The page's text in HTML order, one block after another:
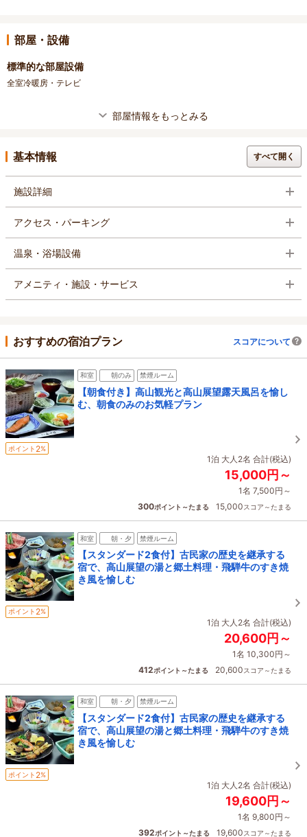
部屋・設備
標準的な部屋設備
全室冷暖房・テレビ
部屋情報をもっとみる
基本情報 すべて開く
施設詳細
アクセス・パーキング
温泉・浴場設備
アメニティ・施設・サービス
おすすめの宿泊プラン スコアについて
和室 朝のみ 禁煙ルーム
【朝食付き】高山観光と高山展望露天風呂を愉し
む、朝食のみのお気軽プラン
ポイント 2%
1泊 大人2名 合計(税込)
15,000円～
1名 7,500円～
300ポイント～たまる 15,000スコア～たまる
和室 朝・夕 禁煙ルーム
【スタンダード2食付】古民家の歴史を継承する
宿で、高山展望の湯と郷土料理・飛騨牛のすき焼
き風を愉しむ
ポイント 2%
1泊 大人2名 合計(税込)
20,600円～
1名 10,300円～
412ポイント～たまる 20,600スコア～たまる
和室 朝・夕 禁煙ルーム
【スタンダード2食付】古民家の歴史を継承する
宿で、高山展望の湯と郷土料理・飛騨牛のすき焼
き風を愉しむ
ポイント 2%
1泊 大人2名 合計(税込)
19,600円～
1名 9,800円～
392ポイント～たまる 19,600スコア～たまる